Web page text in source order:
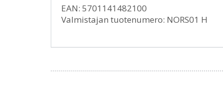
EAN: 5701141482100
Valmistajan tuotenumero: NORS01 H